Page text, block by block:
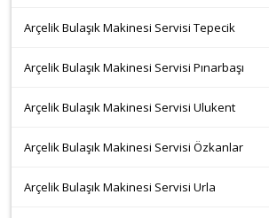
Arçelik Bulaşık Makinesi Servisi Tepecik
Arçelik Bulaşık Makinesi Servisi Pınarbaşı
Arçelik Bulaşık Makinesi Servisi Ulukent
Arçelik Bulaşık Makinesi Servisi Özkanlar
Arçelik Bulaşık Makinesi Servisi Urla